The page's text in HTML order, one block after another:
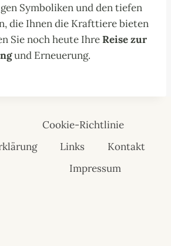
Symboliken und den tiefen
die Ihnen die Krafttiere bieten
Sie noch heute IhreReise zur
und Erneuerung.
Cookie-Richtlinie
Links
Kontakt
Impressum